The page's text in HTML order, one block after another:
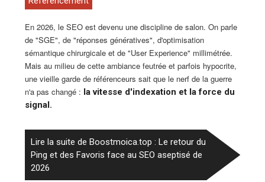
En 2026, le SEO est devenu une discipline de salon. On parle
de "SGE", de "réponses génératives", d'optimisation
sémantique chirurgicale et de "User Experience" millimétrée.
Mais au milieu de cette ambiance feutrée et parfois hypocrite,
une vieille garde de référenceurs sait que le nerf de la guerre
n'a pas changé : la vitesse d'indexation et la force du
signal.
Lire la suite de Boostmoica.top : Le retour du
Ping et des Favoris face au SEO aseptisé de
2026